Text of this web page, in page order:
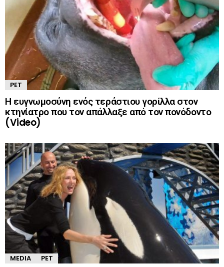
PET
Η ευγνωμοσύνη ενός τεράστιου γορίλλα στον
κτηνίατρο που τον απάλλαξε από τον πονόδοντο
(Video)
MEDIA PET